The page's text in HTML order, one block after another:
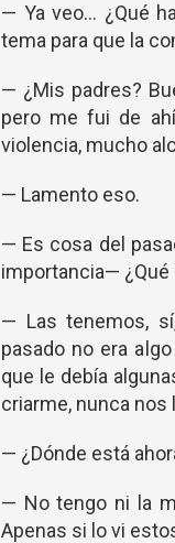
— Ya veo… ¿Qué
tema para que la
— ¿Mis padres?
pero me fui de
violencia, mucho
— Lamento eso.
— Es cosa del
importancia— ¿Qué
— Las tenemos,
pasado no era
que le debía
criarme, nunca
— ¿Dónde está
— No tengo ni la
Apenas si lo vi